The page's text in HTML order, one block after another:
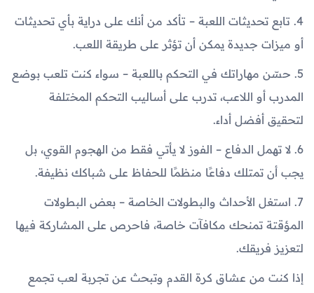
4. تابع تحديثات اللعبة – تأكد من أنك على دراية بأي تحديثات
أو ميزات جديدة يمكن أن تؤثر على طريقة اللعب.
5. حسّن مهاراتك في التحكم باللعبة – سواء كنت تلعب بوضع
المدرب أو اللاعب، تدرب على أساليب التحكم المختلفة
لتحقيق أفضل أداء.
6. لا تهمل الدفاع – الفوز لا يأتي فقط من الهجوم القوي، بل
يجب أن تمتلك دفاعًا منظمًا للحفاظ على شباكك نظيفة.
7. استغل الأحداث والبطولات الخاصة – بعض البطولات
المؤقتة تمنحك مكافآت خاصة، فاحرص على المشاركة فيها
لتعزيز فريقك.
إذا كنت من عشاق كرة القدم وتبحث عن تجربة لعب تجمع